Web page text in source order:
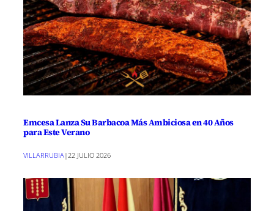
Emcesa Lanza Su Barbacoa Más Ambiciosa en 40 Años
para Este Verano
VILLARRUBIA|22 JULIO 2026